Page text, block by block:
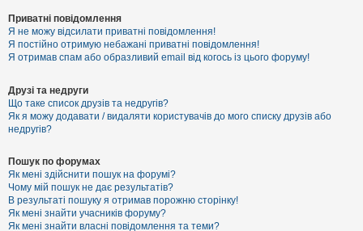
Приватні повідомлення
Я не можу відсилати приватні повідомлення!
Я постійно отримую небажані приватні повідомлення!
Я отримав спам або образливий email від когось із цього форуму!
Друзі та недруги
Що таке список друзів та недругів?
Як я можу додавати / видаляти користувачів до мого списку друзів або
недругів?
Пошук по форумах
Як мені здійснити пошук на форумі?
Чому мій пошук не дає результатів?
В результаті пошуку я отримав порожню сторінку!
Як мені знайти учасників форуму?
Як мені знайти власні повідомлення та теми?